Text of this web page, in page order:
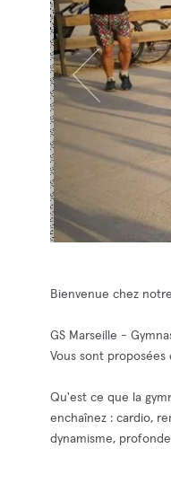
Bienvenue chez
GS Marseille -
Vous sont
Qu'est ce que la
enchaînez : cardio,
dynamisme,